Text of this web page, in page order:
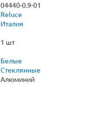
04440-0.9-01
Reluce
Италия
1 шт
Белые
Стеклянные
Алюминий